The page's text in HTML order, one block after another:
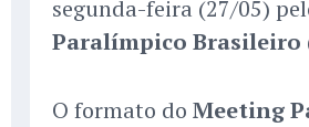
segunda-feira (27/05)
Paralímpico Brasileiro
O formato do Meeting